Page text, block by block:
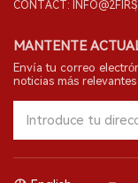
CONTACT:
MANTENTE
Envía tu correo
noticias más